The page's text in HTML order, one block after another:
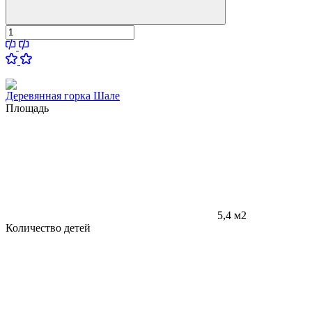
Деревянная горка Шале
Площадь
5,4 м2
Количество детей